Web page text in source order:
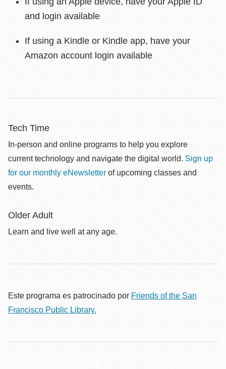
and login available
If using a Kindle or Kindle app, have your
Amazon account login available
Tech Time
In-person and online programs to help you explore
current technology and navigate the digital world. Sign up
for our monthly eNewsletter of upcoming classes and
events.
Older Adult
Learn and live well at any age.
Este programa es patrocinado por Friends of the San
Francisco Public Library.